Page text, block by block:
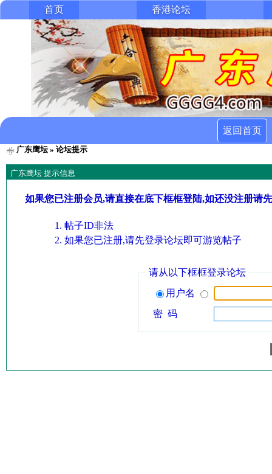
首页 香港论坛
返回首页
广东鹰坛» 论坛提示
广东鹰坛 提示信息
如果您已注册会员,请直接在底下框框登陆,如还没注册请
帖子ID非法
如果您已注册,请先登录论坛即可游览帖子
请从以下框框登录论坛
用户名
密 码